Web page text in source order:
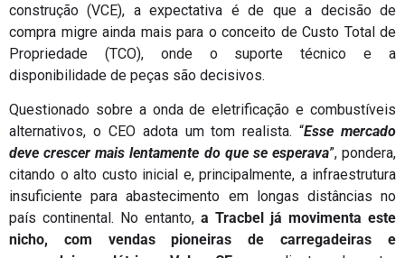
construção (VCE), a expectativa é de que a decisão de
compra migre ainda mais para o conceito de Custo Total de
Propriedade (TCO), onde o suporte técnico e a
disponibilidade de peças são decisivos.
Questionado sobre a onda de eletrificação e combustíveis
alternativos, o CEO adota um tom realista. “Esse mercado
deve crescer mais lentamente do que se esperava”, pondera,
citando o alto custo inicial e, principalmente, a infraestrutura
insuficiente para abastecimento em longas distâncias no
país continental. No entanto, a Tracbel já movimenta este
nicho, com vendas pioneiras de carregadeiras e